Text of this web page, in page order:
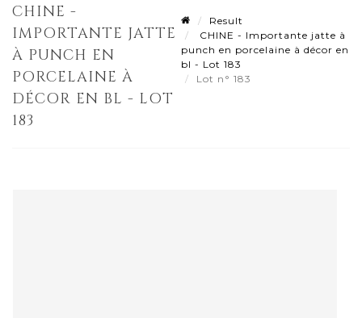
CHINE -
IMPORTANTE JATTE
À PUNCH EN
PORCELAINE À
DÉCOR EN BL - LOT
183
Result
CHINE - Importante jatte à
punch en porcelaine à décor en
bl - Lot 183
Lot n° 183